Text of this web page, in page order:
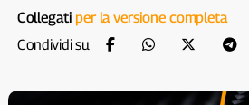
Collegati per la versione completa
Condividi su